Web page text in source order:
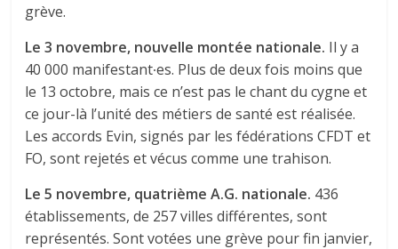
grève.
Le 3 novembre, nouvelle montée nationale. Il y a
40 000 manifestant∙es. Plus de deux fois moins que
le 13 octobre, mais ce n’est pas le chant du cygne et
ce jour-là l’unité des métiers de santé est réalisée.
Les accords Evin, signés par les fédérations CFDT et
FO, sont rejetés et vécus comme une trahison.
Le 5 novembre, quatrième A.G. nationale. 436
établissements, de 257 villes différentes, sont
représentés. Sont votées une grève pour fin janvier,